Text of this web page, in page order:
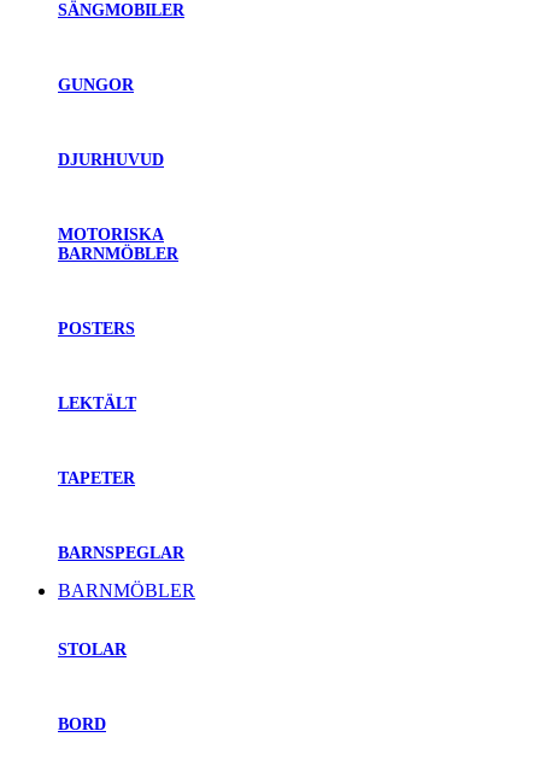
SÄNGMOBILER
GUNGOR
DJURHUVUD
MOTORISKA
BARNMÖBLER
POSTERS
LEKTÄLT
TAPETER
BARNSPEGLAR
BARNMÖBLER
STOLAR
BORD